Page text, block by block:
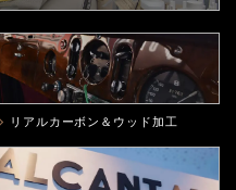
リアルカーボン＆ウッド加工